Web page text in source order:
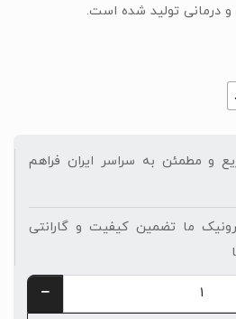
درمانی تولید شده است.
و مطمئن به سراسر ایران فراهم
ما تضمین کیفیت و گارانتی